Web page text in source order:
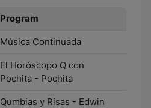
Program
Música Continuada
El Horóscopo Q con
Pochita - Pochita
Qumbias y Risas - Edwin